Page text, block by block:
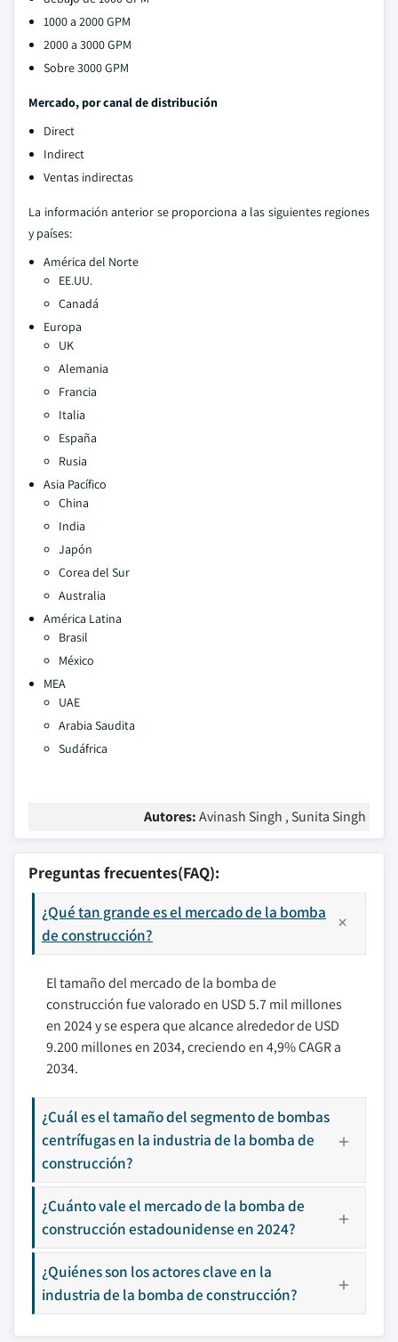
1000 a 2000 GPM
2000 a 3000 GPM
Sobre 3000 GPM
Mercado, por canal de distribución
Direct
Indirect
Ventas indirectas
La información anterior se proporciona a las siguientes regiones
y países:
América del Norte
EE.UU.
Canadá
Europa
UK
Alemania
Francia
Italia
España
Rusia
Asia Pacífico
China
India
Japón
Corea del Sur
Australia
América Latina
Brasil
México
MEA
UAE
Arabia Saudita
Sudáfrica
Autores:Avinash Singh , Sunita Singh
Preguntas frecuentes(FAQ):
¿Qué tan grande es el mercado de la bomba
de construcción?
El tamaño del mercado de la bomba de
construcción fue valorado en USD 5.7 mil millones
en 2024 y se espera que alcance alrededor de USD
9.200 millones en 2034, creciendo en 4,9% CAGR a
2034.
¿Cuál es el tamaño del segmento de bombas
centrífugas en la industria de la bomba de
construcción?
¿Cuánto vale el mercado de la bomba de
construcción estadounidense en 2024?
¿Quiénes son los actores clave en la
industria de la bomba de construcción?